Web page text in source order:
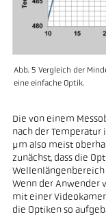
Abb. 5 Vergleich der
eine einfache Optik.
Die von einem
nach der
µm also meist
zunächst, dass die
Wenn der Anwender
mit einer
die Optiken so